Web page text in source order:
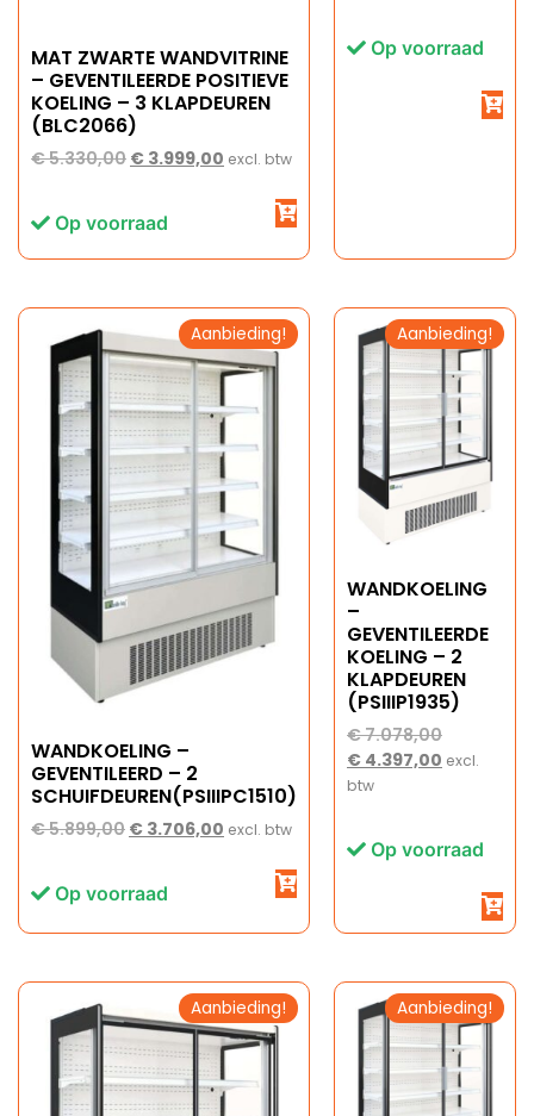
MAT ZWARTE WANDVITRINE
– GEVENTILEERDE POSITIEVE
KOELING – 3 KLAPDEUREN
(BLC2066)
€5.330,00 € 3.999,00 excl. btw
Op voorraad
Op voorraad
Aanbieding!
WANDKOELING –
GEVENTILEERD – 2
SCHUIFDEUREN(PSIIIPC1510)
€5.899,00 € 3.706,00 excl. btw
Op voorraad
Aanbieding!
WANDKOELING
–
GEVENTILEERDE
KOELING – 2
KLAPDEUREN
(PSIIIP1935)
€7.078,00
€ 4.397,00 excl.
btw
Op voorraad
Aanbieding! Aanbieding!